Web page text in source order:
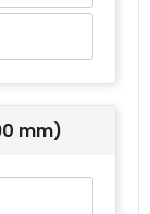
mm)